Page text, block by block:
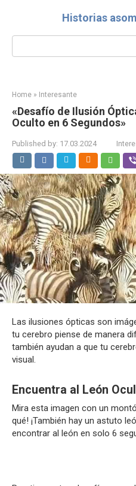
Historias
Search:
Home » Interesante
«Desafío de Ilusión
Oculto en 6 Segundos»
Published by: 17.03.2024
Las ilusiones ópticas son
tu cerebro piense de manera
también ayudan a que tu
visual.
Encuentra al León
Mira esta imagen con un
qué! ¡También hay un astuto
encontrar al león en solo 6